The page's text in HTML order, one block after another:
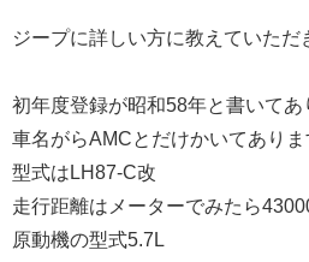
ジープに詳しい方に教えていただ
初年度登録が昭和58年と書いてあ
車名がらAMCとだけかいてありま
型式はLH87-C改
走行距離はメーターでみたら
原動機の型式5.7L